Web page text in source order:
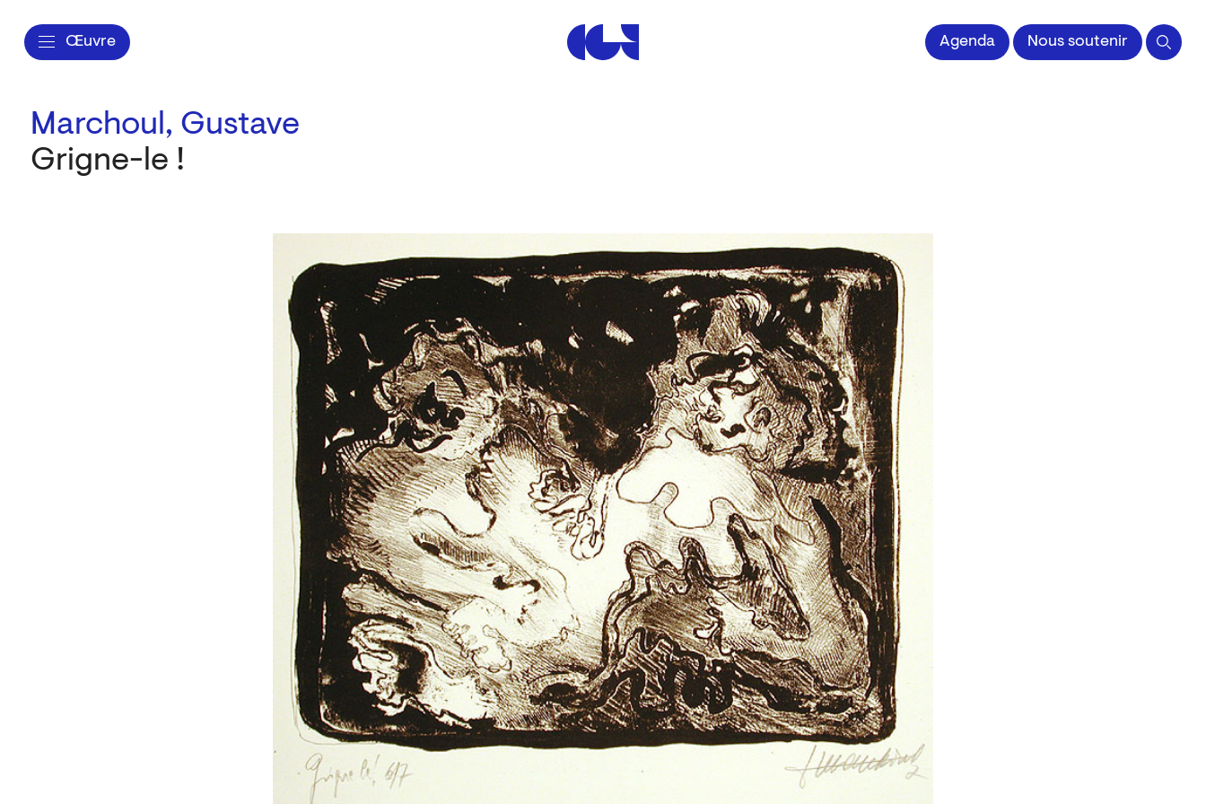
Œuvre Centre de la Gravure et de l'Image impriméeAgenda Nous soutenir
Marchoul, Gustave
Grigne-le !